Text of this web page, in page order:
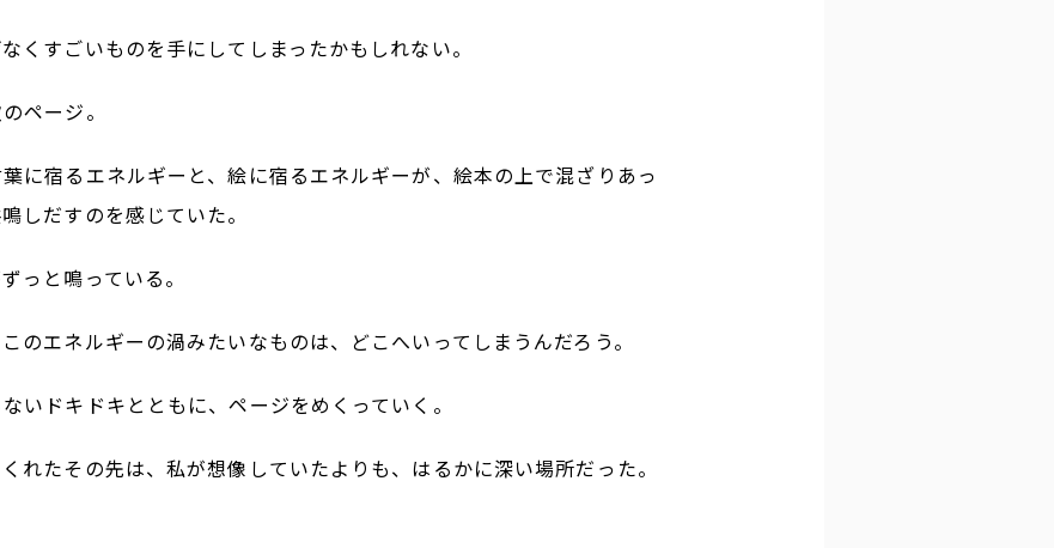
くすごいものを手にしてしまったかもしれない。
ページ。
に宿るエネルギーと、絵に宿るエネルギーが、絵本の上で混ざりあっ
しだすのを感じていた。
っと鳴っている。
のエネルギーの渦みたいなものは、どこへいってしまうんだろう。
いドキドキとともに、ページをめくっていく。
れたその先は、私が想像していたよりも、はるかに深い場所だった。